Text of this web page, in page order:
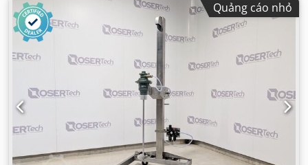
Quảng cáo nhỏ